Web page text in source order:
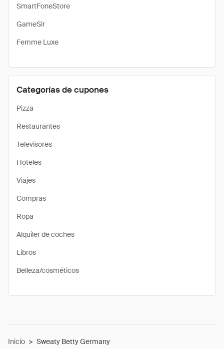
SmartFoneStore
GameSir
Femme Luxe
Categorías de cupones
Pizza
Restaurantes
Televisores
Hoteles
Viajes
Compras
Ropa
Alquiler de coches
Libros
Belleza/cosméticos
Inicio > Sweaty Betty Germany